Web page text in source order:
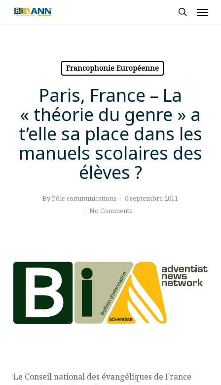
Skip
Francophonie Européenne
Paris, France – La
« théorie du genre » a
t’elle sa place dans les
manuels scolaires des
élèves ?
ByPôle communications
6 septembre 2011
No Comments
Le Conseil national des évangéliques de France